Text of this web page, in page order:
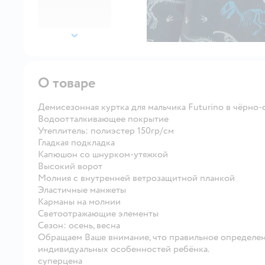
далее
О товаре
Демисезонная куртка для мальчика Futurino в
Водоотталкивающее покрытие
Утеплитель: полиэстер 150гр/см
Гладкая подкладка
Капюшон со шнурком-утяжкой
Высокий ворот
Молния с внутренней ветрозащитной планкой
Эластичные манжеты
Карманы на молнии
Светоотражающие элементы
Сезон: осень, весна
Обращаем Ваше внимание, что правильное
индивидуальных особенностей ребёнка.
суперцена